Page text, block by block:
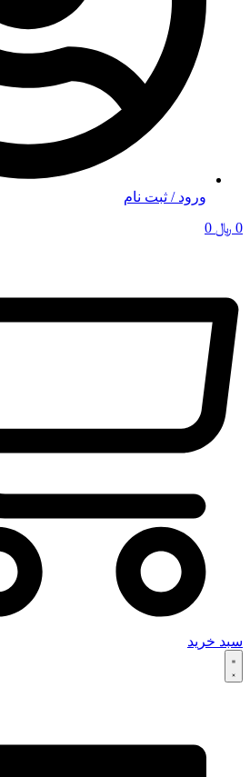
ورود / ثبت نام
0 ﷼ 0
سبد خرید